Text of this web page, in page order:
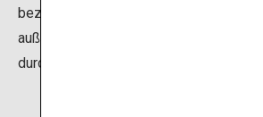
bezahlt werden. Die beiden Zonen
außerhalb der Burg, das heißt, Sie
durchspazieren.